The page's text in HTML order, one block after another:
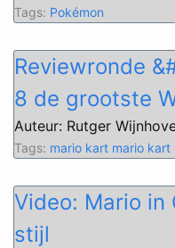
Tags: Pokémon
Reviewronde
8 de grootste
Auteur: Rutger
Tags: mario kart mario kart
Video: Mario in
stijl